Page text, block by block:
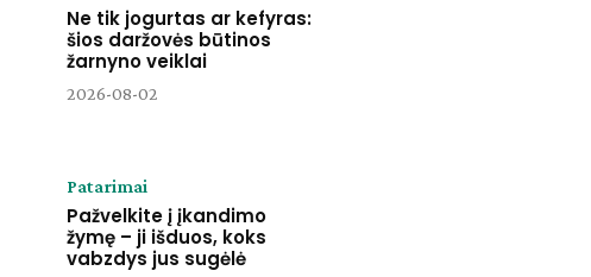
Ne tik jogurtas ar kefyras:
šios daržovės būtinos
žarnyno veiklai
2026-08-02
Patarimai
Pažvelkite į įkandimo
žymę – ji išduos, koks
vabzdys jus sugėlė